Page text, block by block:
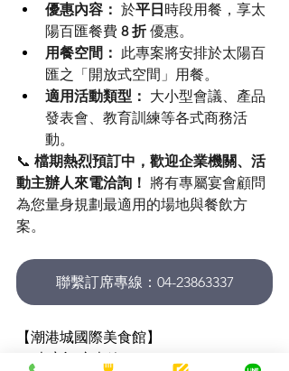
優惠內容： 於平日 時段用餐，享太
陽百匯餐費 8 折 優惠。
用餐空間： 此專案將安排於太陽百
匯之「開放式空間」用餐。
適用活動類型： 大小型會議、產品
發表會、教育訓練等各式商務活
動。
📞 檔期熱烈預訂中，歡迎企業機關、活
動主辦人來電洽詢！ 將有專屬宴會顧問
為您量身規劃最適用的場地與餐飲方
案。
聯繫訂席專線：04-23863337
【潮港城國際美食館】
📞 專案訂席專線：04-23863337